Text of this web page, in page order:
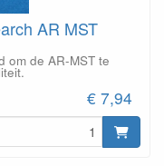
AR MST
om de AR-MST te
€ 7,94